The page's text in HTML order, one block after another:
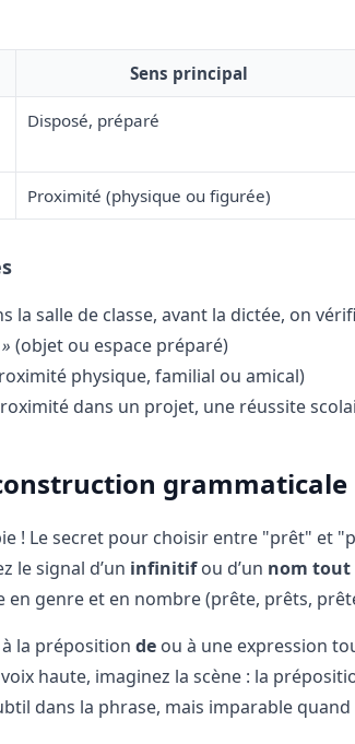
Sens principal
Disposé, préparé
Proximité (physique ou figurée)
la salle de classe, avant la dictée, on
(objet ou espace préparé)
physique, familial ou amical)
dans un projet, une réussite
grammaticale
! Le secret pour choisir entre "prêt" et
le signal d’un infinitifou d’un nom tout
en genre et en nombre (prête, prêts,
la préposition de ou à une expression
haute, imaginez la scène : la
dans la phrase, mais imparable